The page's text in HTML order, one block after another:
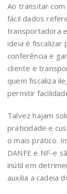
Ao transitar
fácil dados
transportadora
ideia é fiscalizar
conferência e
cliente e
quem fiscaliza
permitir
Talvez hajam
praticidade e
o mais prático.
DANFE e NF-e
inútil em
auxilia a cadeia